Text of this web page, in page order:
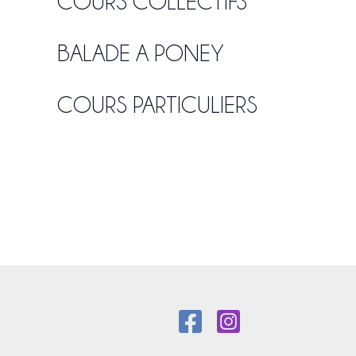
BALADE A PONEY
COURS PARTICULIERS